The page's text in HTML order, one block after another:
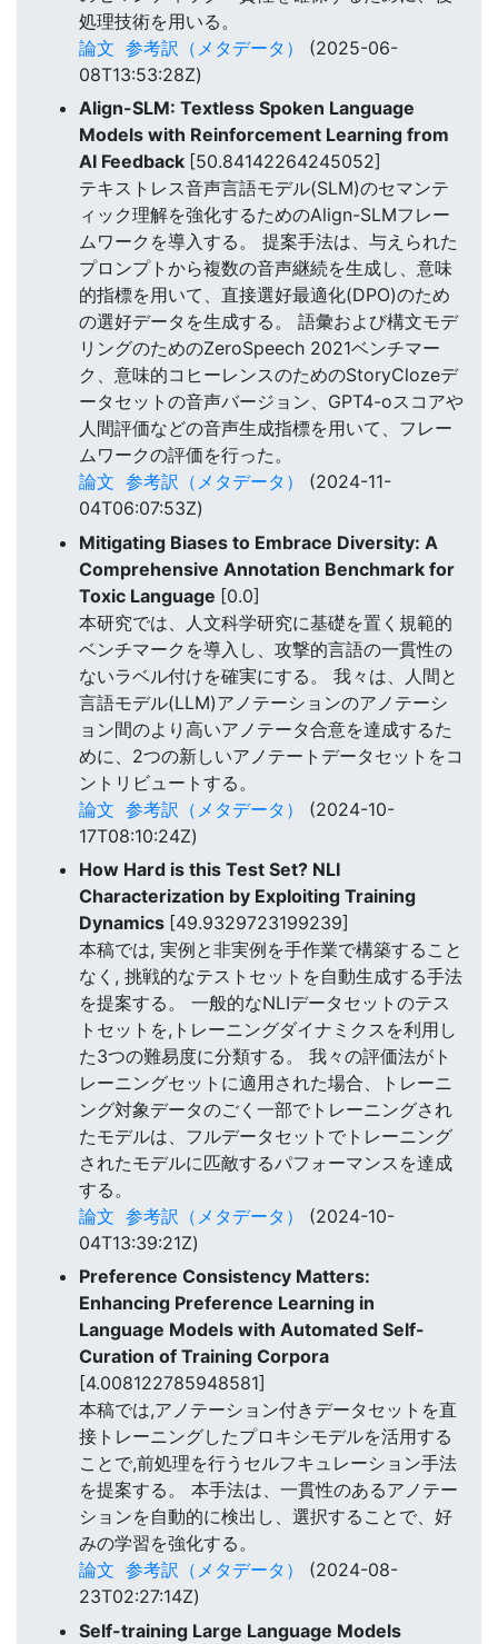
処理技術を用いる。
論文 参考訳（メタデータ）
(2025-06-
08T13:53:28Z)
Align-SLM: Textless Spoken Language
Models with Reinforcement Learning from
AI Feedback [50.84142264245052]
テキストレス音声言語モデル(SLM)のセマンテ
ィック理解を強化するためのAlign-SLMフレー
ムワークを導入する。 提案手法は、与えられた
プロンプトから複数の音声継続を生成し、意味
的指標を用いて、直接選好最適化(DPO)のため
の選好データを生成する。 語彙および構文モデ
リングのためのZeroSpeech 2021ベンチマー
ク、意味的コヒーレンスのためのStoryClozeデ
ータセットの音声バージョン、GPT4-oスコアや
人間評価などの音声生成指標を用いて、フレー
ムワークの評価を行った。
論文 参考訳（メタデータ）
(2024-11-
04T06:07:53Z)
Mitigating Biases to Embrace Diversity: A
Comprehensive Annotation Benchmark for
Toxic Language [0.0]
本研究では、人文科学研究に基礎を置く規範的
ベンチマークを導入し、攻撃的言語の一貫性の
ないラベル付けを確実にする。 我々は、人間と
言語モデル(LLM)アノテーションのアノテーシ
ョン間のより高いアノテータ合意を達成するた
めに、2つの新しいアノテートデータセットをコ
ントリビュートする。
論文 参考訳（メタデータ）
(2024-10-
17T08:10:24Z)
How Hard is this Test Set? NLI
Characterization by Exploiting Training
Dynamics [49.9329723199239]
本稿では, 実例と非実例を手作業で構築すること
なく, 挑戦的なテストセットを自動生成する手法
を提案する。 一般的なNLIデータセットのテス
トセットを,トレーニングダイナミクスを利用し
た3つの難易度に分類する。 我々の評価法がト
レーニングセットに適用された場合、トレーニ
ング対象データのごく一部でトレーニングされ
たモデルは、フルデータセットでトレーニング
されたモデルに匹敵するパフォーマンスを達成
する。
論文 参考訳（メタデータ）
(2024-10-
04T13:39:21Z)
Preference Consistency Matters:
Enhancing Preference Learning in
Language Models with Automated Self-
Curation of Training Corpora
[4.008122785948581]
本稿では,アノテーション付きデータセットを直
接トレーニングしたプロキシモデルを活用する
ことで,前処理を行うセルフキュレーション手法
を提案する。 本手法は、一貫性のあるアノテー
ションを自動的に検出し、選択することで、好
みの学習を強化する。
論文 参考訳（メタデータ）
(2024-08-
23T02:27:14Z)
Self-training Large Language Models